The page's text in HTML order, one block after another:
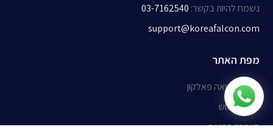
מפת האתר
אודות קוריאה פאלקון
תנאי שימוש
הצהרת פרטיות
03-7162540 :נשמח להיות בקשר
support@koreafalcon.com